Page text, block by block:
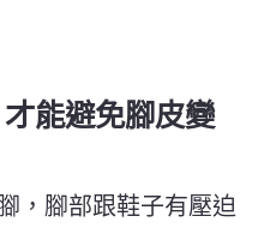
能避免腳皮變
，腳部跟鞋子有壓迫